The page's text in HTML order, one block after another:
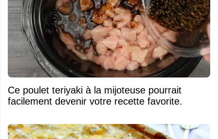
Ce poulet teriyaki à la mijoteuse pourrait
facilement devenir votre recette favorite.